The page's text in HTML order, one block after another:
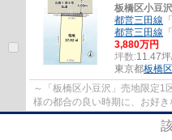
板橋区小豆
都営三田線 「
都営三田線 「
3,880万円
坪数:11.47
東京都板橋区
～「板橋区小豆沢」売地限定1区画登場～ 建築条件はご
様の都合の良い時期に、お好き